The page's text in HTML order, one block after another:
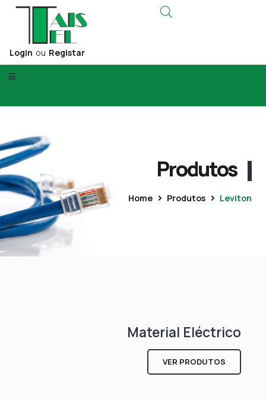
Login ou Registar
Produtos
Home Produtos Leviton
Material Eléctrico
VER PRODUTOS